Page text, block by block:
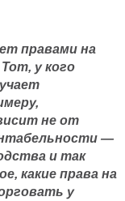
правами на
у кого
не от
—
и так
какие права на
у